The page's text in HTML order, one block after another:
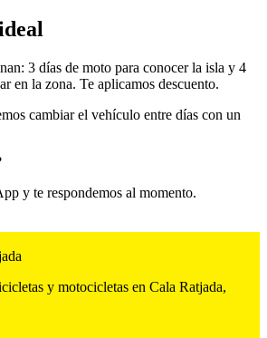
3 días de moto para conocer la isla y 4
en la zona. Te aplicamos descuento.
cambiar el vehículo entre días con un
y te respondemos al momento.
y motocicletas en Cala Ratjada,